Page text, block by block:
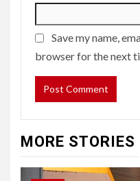
Save my name,
browser for the next
MORE STORIES